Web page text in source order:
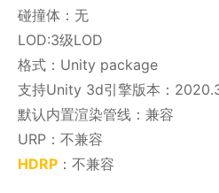
碰撞体：无
LOD:3级LOD
格式：Unity package
支持Unity 3d引擎版本：
默认内置渲染管线：兼容
URP：不兼容
HDRP ：不兼容